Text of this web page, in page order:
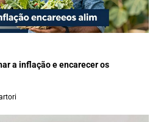
a inflação e encarecer os